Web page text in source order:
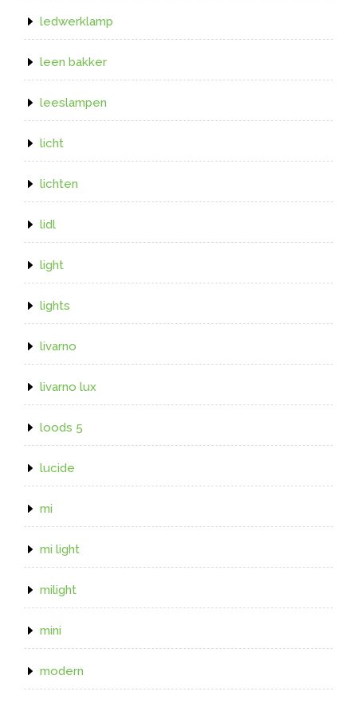
ledwerklamp
leen bakker
leeslampen
licht
lichten
lidl
light
lights
livarno
livarno lux
loods 5
lucide
mi
mi light
milight
mini
modern